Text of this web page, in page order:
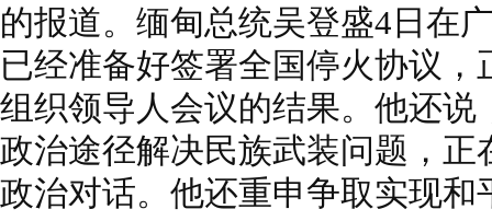
的报道。缅甸总统吴登盛4日在
已经准备好签署全国停火协议
组织领导人会议的结果。他还说
政治途径解决民族武装问题，正
政治对话。他还重申争取实现和